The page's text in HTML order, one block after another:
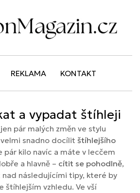
REKLAMA KONTAKT
a vypadat štíhleji
pár malých změn ve stylu
snadno docílit štíhlejšího
pár kilo navíc a máte v lecčem
a hlavně – cítit se pohodlně,
nad následujícími tipy, které by
štíhlejším vzhledu. Ve vší